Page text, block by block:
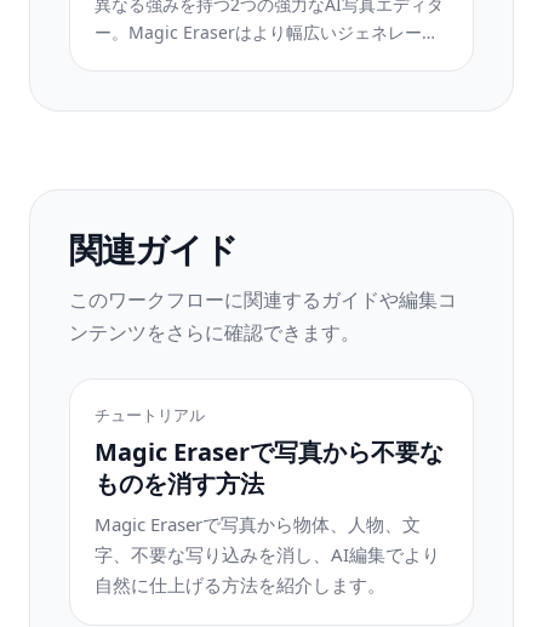
ー。Magic Eraserはより幅広いジェネレーテ
なたのワークフローに合うのはどちらか確認
関連ガイド
このワークフローに関連するガイドや編集コ
ンテンツをさらに確認できます。
チュートリアル
Magic Eraserで写真から不要な
ものを消す方法
Magic Eraserで写真から物体、人物、文
字、不要な写り込みを消し、AI編集でより
自然に仕上げる方法を紹介します。